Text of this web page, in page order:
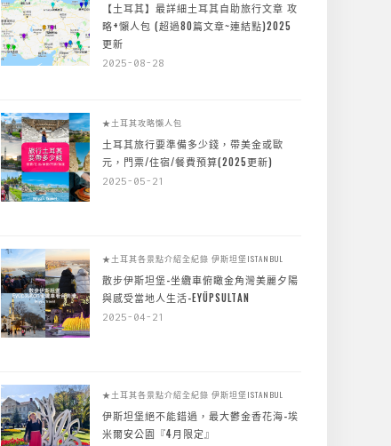
【土耳其】最詳細土耳其自助旅行文章 攻
略+懶人包 (超過80篇文章~連結點)2025
更新
2025-08-28
★土耳其攻略懶人包
土耳其旅行要準備多少錢，帶美金或歐
元，門票/住宿/餐費預算(2025更新)
2025-05-21
★土耳其各景點介紹全紀錄 伊斯坦堡ISTANBUL
散步伊斯坦堡-坐纜車俯瞰金角灣美麗夕陽
與感受當地人生活-EYÜPSULTAN
2025-04-21
★土耳其各景點介紹全紀錄 伊斯坦堡ISTANBUL
伊斯坦堡絕不能錯過，最大鬱金香花海-埃
米爾安公園『4月限定』